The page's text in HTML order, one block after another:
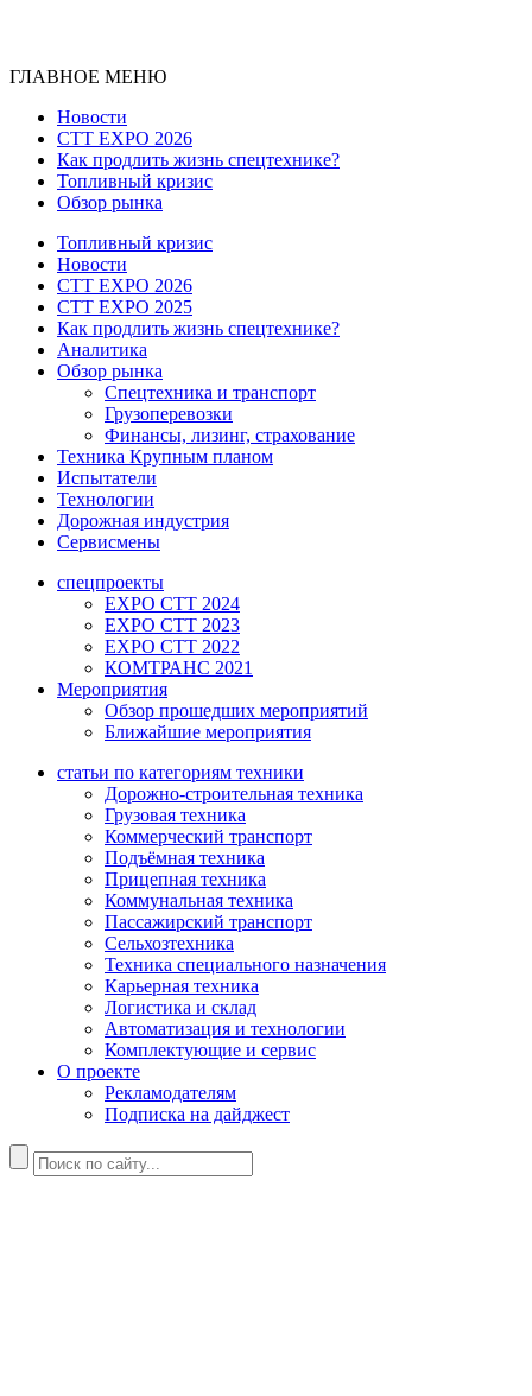
ГЛАВНОЕ МЕНЮ
Новости
CTT EXPO 2026
Как продлить жизнь спецтехнике?
Топливный кризис
Обзор рынка
Топливный кризис
Новости
CTT EXPO 2026
CTT EXPO 2025
Как продлить жизнь спецтехнике?
Аналитика
Обзор рынка
Спецтехника и транспорт
Грузоперевозки
Финансы, лизинг, страхование
Техника Крупным планом
Испытатели
Технологии
Дорожная индустрия
Сервисмены
спецпроекты
EXPO CTT 2024
EXPO CTT 2023
EXPO CTT 2022
КОМТРАНС 2021
Мероприятия
Обзор прошедших мероприятий
Ближайшие мероприятия
статьи по категориям техники
Дорожно-строительная техника
Грузовая техника
Коммерческий транспорт
Подъёмная техника
Прицепная техника
Коммунальная техника
Пассажирский транспорт
Сельхозтехника
Техника специального назначения
Карьерная техника
Логистика и склад
Автоматизация и технологии
Комплектующие и сервис
О проекте
Рекламодателям
Подписка на дайджест